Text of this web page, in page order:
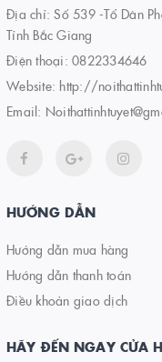
Địa chỉ: Số 539 -Tổ Dân
Tỉnh Bắc Giang
Điện thoại: 0822334646
Website: http://
Email:
HƯỚNG DẪN
Hướng dẫn mua hàng
Hướng dẫn thanh toán
Điều khoản giao dịch
HÃY ĐẾN NGAY CỬA